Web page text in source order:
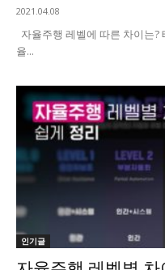
2021.04.08
자율주행 레벨에 따른 차이는
율...
인기글